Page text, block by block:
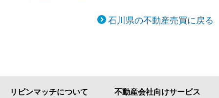
石川県の不動産売買に戻る
リビンマッチについて 不動産会社向けサービス